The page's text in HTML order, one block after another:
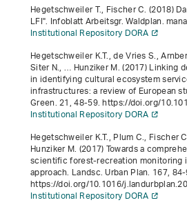
Hegetschweiler T., Fischer C. (2018)
LFI". Infoblatt Arbeitsgr. Waldplan.
Institutional Repository DORA
Hegetschweiler K.T., de Vries S.,
Siter N., … Hunziker M. (2017) Linking
in identifying cultural ecosystem
infrastructures: a review of European
Green.21, 48-59. https://doi.org/
Institutional Repository DORA
Hegetschweiler K.T., Plum C., Fischer
Hunziker M. (2017) Towards a
scientific forest-recreation monitoring
approach. Landsc. Urban Plan. 167,
https://doi.org/10.1016/
Institutional Repository DORA